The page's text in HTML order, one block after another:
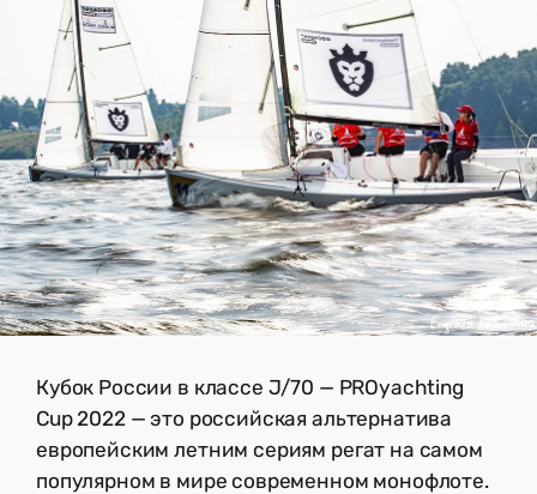
Кубок России в классе J/70 — PROyachting
Cup 2022 — это российская альтернатива
европейским летним сериям регат на самом
популярном в мире современном монофлоте.